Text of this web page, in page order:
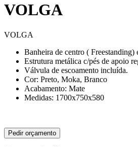
VOLGA
VOLGA
Banheira de centro (
Estrutura metálica c/pés de apoio
Válvula de escoamento incluída.
Cor: Preto, Moka, Branco
Acabamento: Mate
Medidas: 1700x750x580
Pedir orçamento